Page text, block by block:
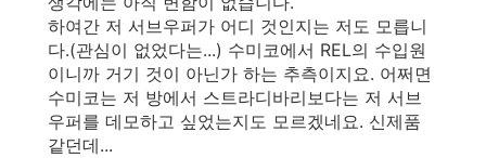
하여간 저 서브우퍼가 어디 것인지는 저도 모릅니
다.(관심이 없었다는...) 수미코에서 REL의 수입원
이니까 거기 것이 아닌가 하는 추측이지요. 어쩌면
수미코는 저 방에서 스트라디바리보다는 저 서브
우퍼를 데모하고 싶었는지도 모르겠네요. 신제품
같던데...